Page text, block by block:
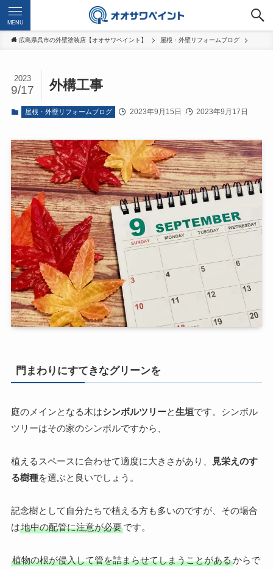
MENU
広島県呉市の外壁塗装店【オオサワペイント】 屋根・外壁リフォームブログ
外構工事
2023
9/17
屋根・外壁リフォームブログ 2023年9月15日 2023年9月17日
門まわりにすてきなグリーンを
庭のメインとなる木はシンボルツリーと生垣です。シンボル
ツリーはその家のシンボルですから、
植えるスペースに合わせて適度に大きさがあり、
見栄えのす
る樹種を選ぶと良いでしょう。
記念樹として自分たちで植える方も多いのですが、その場合
は地中の配管に注意が必要です。
植物の根が侵入して管を詰まらせてしまうことがあるからで